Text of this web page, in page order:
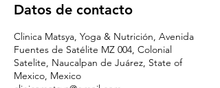
Datos de contacto
Clinica Matsya, Yoga & Nutrición, Avenida
Fuentes de Satélite MZ 004, Colonial
Satelite, Naucalpan de Juárez, State of
Mexico, Mexico